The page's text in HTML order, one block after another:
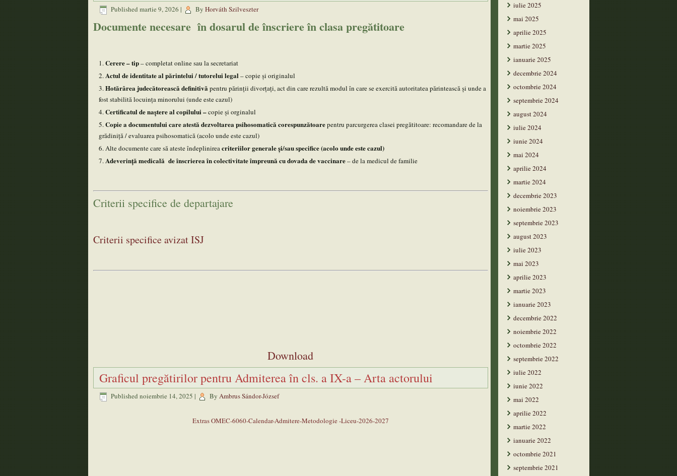
Published martie 9, 2026 | By Horváth Szilveszter
Documente necesare în dosarul de înscriere în clasa pregătitoare
Cerere – tip– completat online sau la secretariat
Actul de identitate al părintelui / tutorelui legal– copie şi originalul
Hotărârea judecătorească definitivă pentru părinții divorțați, act din care rezultă modul în care se exercită autoritatea părintească și unde a
fost stabilită locuința minorului (unde este cazul)
Certificatul de naștere al copilului –copie şi orginalul
Copie a documentului care atestă dezvoltarea psihosomatică corespunzătoarepentru parcurgerea clasei pregătitoare: recomandare de la
grădiniţă / evaluarea psihosomatică (acolo unde este cazul)
Alte documente care să ateste îndeplinireacriteriilor generale și/sau specifice (acolo unde este cazul)
Adeverință medicală de înscrierea în colectivitate împreună cu dovada de vaccinare– de la medicul de familie
Criterii specifice de departajare
Criterii specifice avizat ISJ
Download
Graficul pregătirilor pentru Admiterea în cls. a IX-a – Arta actorului
Published noiembrie 14, 2025 | By Ambrus Sándor-József
Extras OMEC-6060-Calendar-Admitere-Metodologie -Liceu-2026-2027
iulie 2025
mai 2025
aprilie 2025
martie 2025
ianuarie 2025
decembrie 2024
octombrie 2024
septembrie 2024
august 2024
iulie 2024
iunie 2024
mai 2024
aprilie 2024
martie 2024
decembrie 2023
noiembrie 2023
septembrie 2023
august 2023
iulie 2023
mai 2023
aprilie 2023
martie 2023
ianuarie 2023
decembrie 2022
noiembrie 2022
octombrie 2022
septembrie 2022
iulie 2022
iunie 2022
mai 2022
aprilie 2022
martie 2022
ianuarie 2022
octombrie 2021
septembrie 2021